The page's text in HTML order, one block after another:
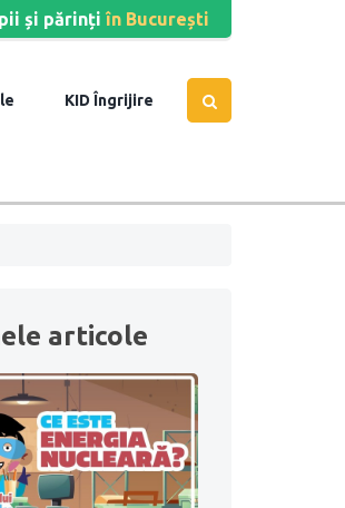
și părinți în București
Îngrijire
articole